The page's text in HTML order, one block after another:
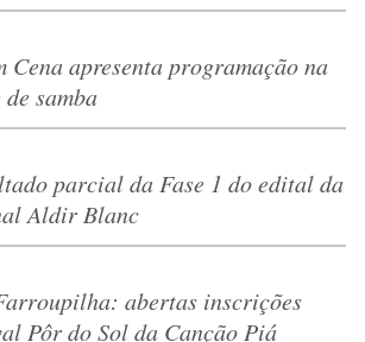
Cena apresenta programação na
samba
parcial da Fase 1 do edital da
Aldir Blanc
abertas inscrições
Pôr do Sol da Canção Piá